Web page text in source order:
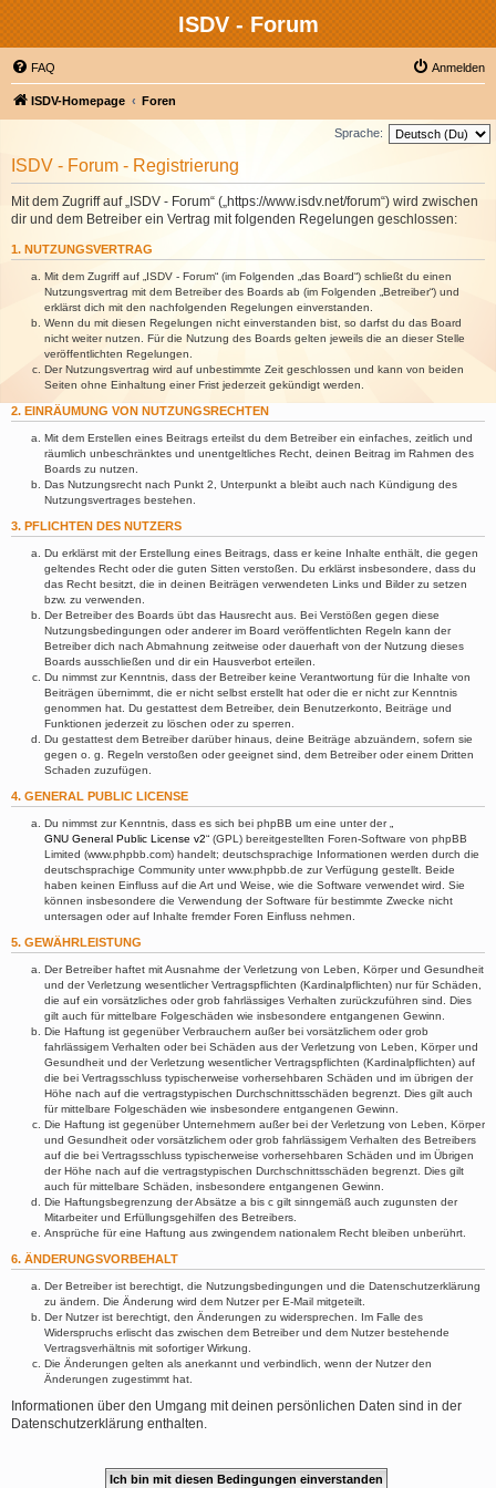
ISDV - Forum
FAQ Anmelden
ISDV-Homepage Foren
Sprache:
ISDV - Forum - Registrierung
Mit dem Zugriff auf „ISDV - Forum“ („https://www.isdv.net/forum“) wird zwischen
dir und dem Betreiber ein Vertrag mit folgenden Regelungen geschlossen:
1. NUTZUNGSVERTRAG
Mit dem Zugriff auf „ISDV - Forum“ (im Folgenden „das Board“) schließt du einen
Nutzungsvertrag mit dem Betreiber des Boards ab (im Folgenden „Betreiber“) und
erklärst dich mit den nachfolgenden Regelungen einverstanden.
Wenn du mit diesen Regelungen nicht einverstanden bist, so darfst du das Board
nicht weiter nutzen. Für die Nutzung des Boards gelten jeweils die an dieser Stelle
veröffentlichten Regelungen.
Der Nutzungsvertrag wird auf unbestimmte Zeit geschlossen und kann von beiden
Seiten ohne Einhaltung einer Frist jederzeit gekündigt werden.
2. EINRÄUMUNG VON NUTZUNGSRECHTEN
Mit dem Erstellen eines Beitrags erteilst du dem Betreiber ein einfaches, zeitlich und
räumlich unbeschränktes und unentgeltliches Recht, deinen Beitrag im Rahmen des
Boards zu nutzen.
Das Nutzungsrecht nach Punkt 2, Unterpunkt a bleibt auch nach Kündigung des
Nutzungsvertrages bestehen.
3. PFLICHTEN DES NUTZERS
Du erklärst mit der Erstellung eines Beitrags, dass er keine Inhalte enthält, die gegen
geltendes Recht oder die guten Sitten verstoßen. Du erklärst insbesondere, dass du
das Recht besitzt, die in deinen Beiträgen verwendeten Links und Bilder zu setzen
bzw. zu verwenden.
Der Betreiber des Boards übt das Hausrecht aus. Bei Verstößen gegen diese
Nutzungsbedingungen oder anderer im Board veröffentlichten Regeln kann der
Betreiber dich nach Abmahnung zeitweise oder dauerhaft von der Nutzung dieses
Boards ausschließen und dir ein Hausverbot erteilen.
Du nimmst zur Kenntnis, dass der Betreiber keine Verantwortung für die Inhalte von
Beiträgen übernimmt, die er nicht selbst erstellt hat oder die er nicht zur Kenntnis
genommen hat. Du gestattest dem Betreiber, dein Benutzerkonto, Beiträge und
Funktionen jederzeit zu löschen oder zu sperren.
Du gestattest dem Betreiber darüber hinaus, deine Beiträge abzuändern, sofern sie
gegen o. g. Regeln verstoßen oder geeignet sind, dem Betreiber oder einem Dritten
Schaden zuzufügen.
4. GENERAL PUBLIC LICENSE
Du nimmst zur Kenntnis, dass es sich bei phpBB um eine unter der „
GNU General Public License v2“ (GPL) bereitgestellten Foren-Software von phpBB
Limited (www.phpbb.com) handelt; deutschsprachige Informationen werden durch die
deutschsprachige Community unter www.phpbb.de zur Verfügung gestellt. Beide
haben keinen Einfluss auf die Art und Weise, wie die Software verwendet wird. Sie
können insbesondere die Verwendung der Software für bestimmte Zwecke nicht
untersagen oder auf Inhalte fremder Foren Einfluss nehmen.
5. GEWÄHRLEISTUNG
Der Betreiber haftet mit Ausnahme der Verletzung von Leben, Körper und Gesundheit
und der Verletzung wesentlicher Vertragspflichten (Kardinalpflichten) nur für Schäden,
die auf ein vorsätzliches oder grob fahrlässiges Verhalten zurückzuführen sind. Dies
gilt auch für mittelbare Folgeschäden wie insbesondere entgangenen Gewinn.
Die Haftung ist gegenüber Verbrauchern außer bei vorsätzlichem oder grob
fahrlässigem Verhalten oder bei Schäden aus der Verletzung von Leben, Körper und
Gesundheit und der Verletzung wesentlicher Vertragspflichten (Kardinalpflichten) auf
die bei Vertragsschluss typischerweise vorhersehbaren Schäden und im übrigen der
Höhe nach auf die vertragstypischen Durchschnittsschäden begrenzt. Dies gilt auch
für mittelbare Folgeschäden wie insbesondere entgangenen Gewinn.
Die Haftung ist gegenüber Unternehmern außer bei der Verletzung von Leben, Körper
und Gesundheit oder vorsätzlichem oder grob fahrlässigem Verhalten des Betreibers
auf die bei Vertragsschluss typischerweise vorhersehbaren Schäden und im Übrigen
der Höhe nach auf die vertragstypischen Durchschnittsschäden begrenzt. Dies gilt
auch für mittelbare Schäden, insbesondere entgangenen Gewinn.
Die Haftungsbegrenzung der Absätze a bis c gilt sinngemäß auch zugunsten der
Mitarbeiter und Erfüllungsgehilfen des Betreibers.
Ansprüche für eine Haftung aus zwingendem nationalem Recht bleiben unberührt.
6. ÄNDERUNGSVORBEHALT
Der Betreiber ist berechtigt, die Nutzungsbedingungen und die Datenschutzerklärung
zu ändern. Die Änderung wird dem Nutzer per E-Mail mitgeteilt.
Der Nutzer ist berechtigt, den Änderungen zu widersprechen. Im Falle des
Widerspruchs erlischt das zwischen dem Betreiber und dem Nutzer bestehende
Vertragsverhältnis mit sofortiger Wirkung.
Die Änderungen gelten als anerkannt und verbindlich, wenn der Nutzer den
Änderungen zugestimmt hat.
Informationen über den Umgang mit deinen persönlichen Daten sind in der
Datenschutzerklärung enthalten.